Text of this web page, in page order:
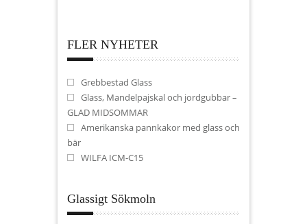
FLER NYHETER
Grebbestad Glass
Glass, Mandelpajskal och jordgubbar –
GLAD MIDSOMMAR
Amerikanska pannkakor med glass och
bär
WILFA ICM-C15
Glassigt Sökmoln